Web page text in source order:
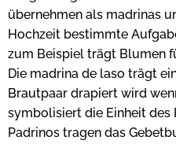
übernehmen als madrinas
Hochzeit bestimmte
zum Beispiel trägt Blumen
Die madrina de laso trägt
Brautpaar drapiert wird
symbolisiert die Einheit des
Padrinos tragen das